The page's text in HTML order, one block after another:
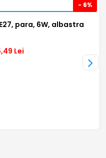
- 6%
para, 6W, albastra
Lei